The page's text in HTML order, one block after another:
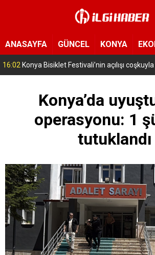
ANASAYFA GÜNCEL KONYA
16:02 Konya Bisiklet Festivali’nin açılışı
Konya’da
operasyonu: 1
tutuklandı